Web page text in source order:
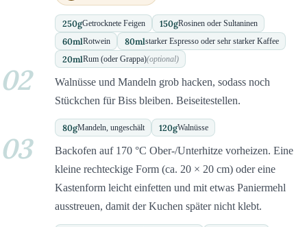
250gGetrocknete Feigen 150gRosinen oder Sultaninen
60mlRotwein 80mlstarker Espresso oder sehr starker Kaffee
20mlRum (oder Grappa)(optional)
02
Walnüsse und Mandeln grob hacken, sodass noch
Stückchen für Biss bleiben. Beiseitestellen.
80gMandeln, ungeschält 120gWalnüsse
03
Backofen auf 170 °C Ober-/Unterhitze vorheizen. Eine
kleine rechteckige Form (ca. 20 × 20 cm) oder eine
Kastenform leicht einfetten und mit etwas Paniermehl
ausstreuen, damit der Kuchen später nicht klebt.